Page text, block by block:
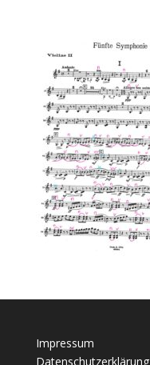
Impressum
Datenschutzerklärung